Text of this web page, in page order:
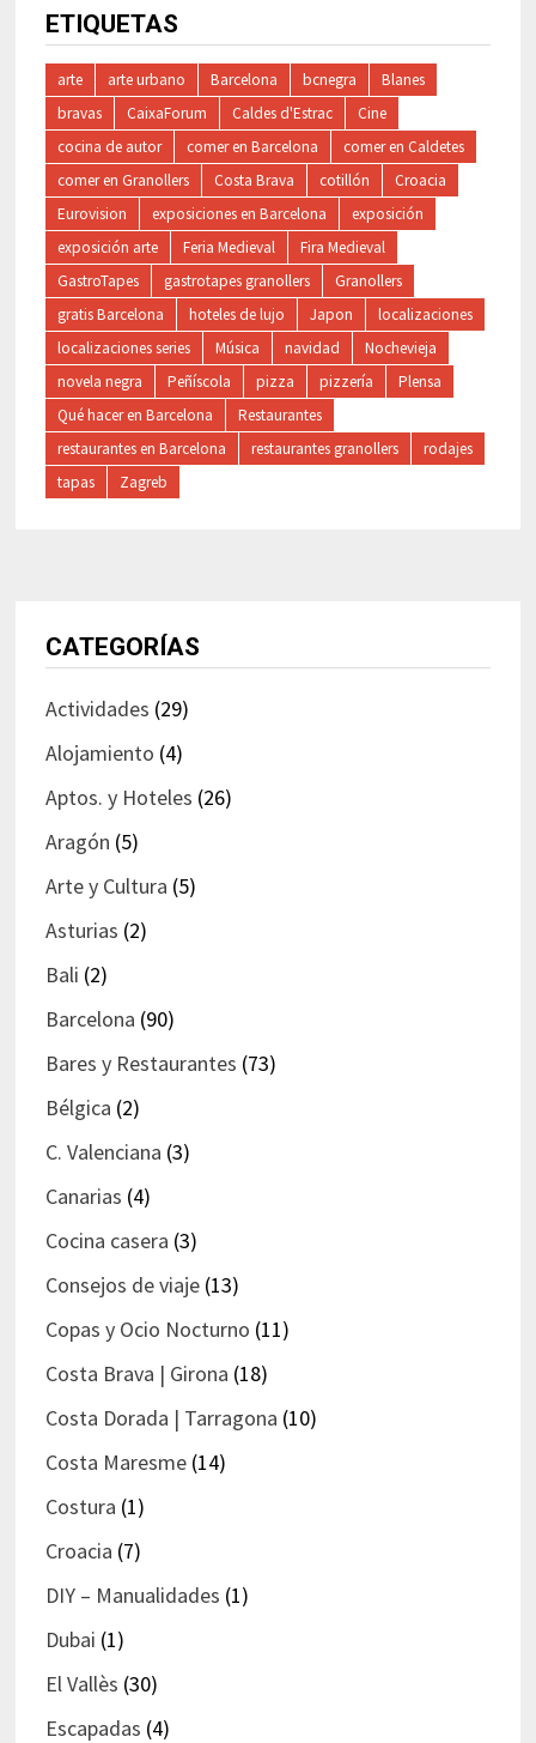
ETIQUETAS
arte arte urbano Barcelona bcnegra
Blanes
bravas
CaixaForum Caldes d'Estrac
Cine
cocina de autor
comer en Barcelona
comer en Caldetes
comer en Granollers
Costa Brava cotillón
Croacia
Eurovision
exposiciones en Barcelona
exposición
exposición arte
Feria Medieval
Fira Medieval
GastroTapes
gastrotapes granollers
Granollers
gratis Barcelona
hoteles de lujo Japon
localizaciones
localizaciones series
Música navidad
Nochevieja
novela negra
Peñíscola pizza pizzería
Plensa
Qué hacer en Barcelona
Restaurantes
restaurantes en Barcelona
restaurantes granollers
rodajes
tapas
Zagreb
CATEGORÍAS
Actividades (29)
Alojamiento (4)
Aptos. y Hoteles (26)
Aragón (5)
Arte y Cultura (5)
Asturias (2)
Bali (2)
Barcelona (90)
Bares y Restaurantes (73)
Bélgica (2)
C. Valenciana (3)
Canarias (4)
Cocina casera (3)
Consejos de viaje(13)
Copas y Ocio Nocturno (11)
Costa Brava | Girona (18)
Costa Dorada | Tarragona (10)
Costa Maresme(14)
Costura (1)
Croacia (7)
DIY – Manualidades (1)
Dubai (1)
El Vallès (30)
Escapadas (4)